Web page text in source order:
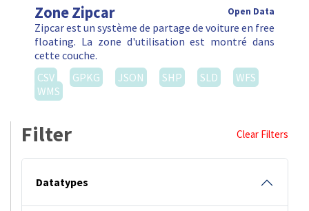
Zone Zipcar Open Data
Zipcar est un système de partage de voiture en free
floating. La zone d'utilisation est montré dans
cette couche.
CSV
GPKG JSON SHP SLD
WFS
WMS
Filter Clear Filters
Datatypes